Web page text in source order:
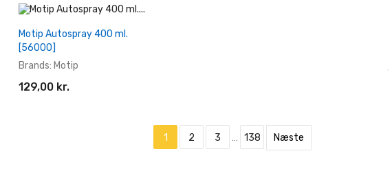
+ Læg I Indkøbskurv
Motip Autospray 400 ml.
[56000]
Brands: Motip
129,00 kr.
1 2 3 … 138 Næste